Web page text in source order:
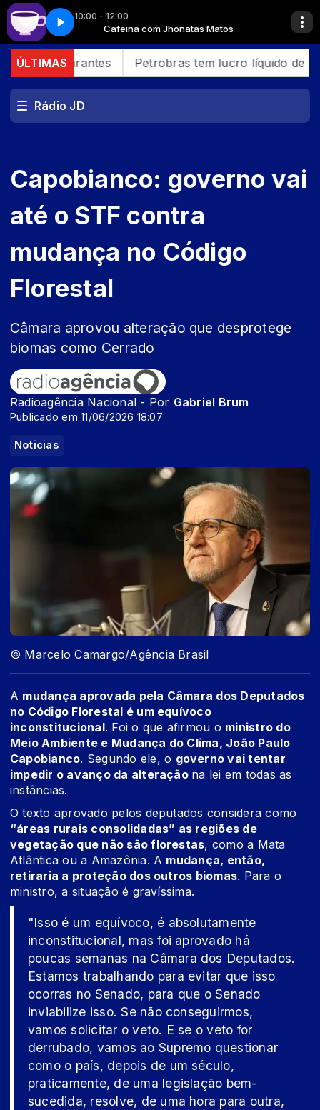
10:00 - 12:00
Cafeina com Jhonatas Matos
VIANA SPOT 2026 FESTA NORDESTINA JUNIOR VIANA SPOT 2026
ÚLTIMAS
e restaurantes Petrobras tem lucro líquido de R$
Rádio JD
Capobianco: governo vai
até o STF contra
mudança no Código
Florestal
Câmara aprovou alteração que desprotege
biomas como Cerrado
Radioagência Nacional - Por Gabriel Brum
Publicado em 11/06/2026 18:07
Noticias
© Marcelo Camargo/Agência Brasil
A mudança aprovada pela Câmara dos Deputados
no Código Florestal é um equívoco
inconstitucional. Foi o que afirmou o ministro do
Meio Ambiente e Mudança do Clima, João Paulo
Capobianco. Segundo ele, o governo vai tentar
impedir o avanço da alteração na lei em todas as
instâncias.
O texto aprovado pelos deputados considera como
“áreas rurais consolidadas” as regiões de
vegetação que não são florestas, como a Mata
Atlântica ou a Amazônia. A mudança, então,
retiraria a proteção dos outros biomas. Para o
ministro, a situação é gravíssima.
"Isso é um equívoco, é absolutamente
inconstitucional, mas foi aprovado há
poucas semanas na Câmara dos Deputados.
Estamos trabalhando para evitar que isso
ocorras no Senado, para que o Senado
inviabilize isso. Se não conseguirmos,
vamos solicitar o veto. E se o veto for
derrubado, vamos ao Supremo questionar
como o país, depois de um século,
praticamente, de uma legislação bem-
sucedida, resolve, de uma hora para outra,